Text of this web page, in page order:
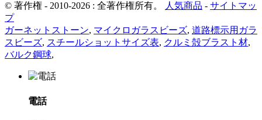
© 著作権 - 2010-2026 : 全著作権所有。 人気商品 - サイトマッ
プ
ガーネットストーン, マイクロガラスビーズ, 道路標示用ガラ
スビーズ, スチールショットサイズ表, クルミ殻ブラスト材,
バルク鋼球,
電話